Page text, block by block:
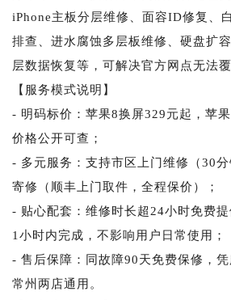
iPhone主板分层维修、面容ID修复、
排查、进水腐蚀多层板维修、硬盘扩
层数据恢复等，可解决官方网点无法
【服务模式说明】
- 明码标价：苹果8换屏329元起，苹
价格公开可查；
- 多元服务：支持市区上门维修（30
寄修（顺丰上门取件，全程保价）；
- 贴心配套：维修时长超24小时免费
1小时内完成，不影响用户日常使用；
- 售后保障：同故障90天免费保修，凭
常州两店通用。